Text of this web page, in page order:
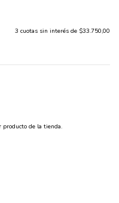
3 cuotas sin interés de $33.750,00
producto de la tienda.